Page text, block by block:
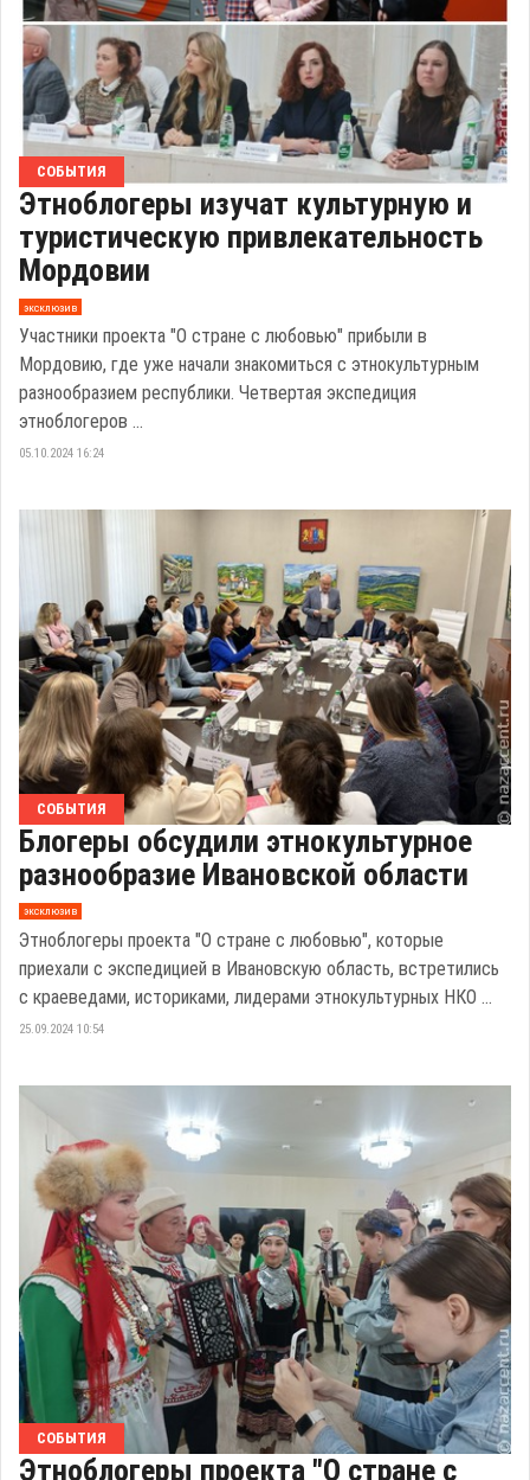
СОБЫТИЯ
Этноблогеры изучат культурную и
туристическую привлекательность
Мордовии
эксклюзив
Участники проекта "О стране с любовью" прибыли в
Мордовию, где уже начали знакомиться с этнокультурным
разнообразием республики. Четвертая экспедиция
этноблогеров ...
05.10.2024 16:24
СОБЫТИЯ
Блогеры обсудили этнокультурное
разнообразие Ивановской области
эксклюзив
Этноблогеры проекта "О стране с любовью", которые
приехали с экспедицией в Ивановскую область, встретились
с краеведами, историками, лидерами этнокультурных НКО ...
25.09.2024 10:54
СОБЫТИЯ
Этноблогеры проекта "О стране с